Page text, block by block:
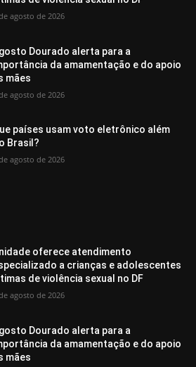
agosto de 2026
Dourado alerta para a
da amamentação e do apoio
mães
agosto de 2026
países usam voto eletrônico além
Brasil?
agosto de 2026
oferece atendimento
a crianças e adolescentes
de violência sexual no DF
agosto de 2026
Dourado alerta para a
da amamentação e do apoio
mães